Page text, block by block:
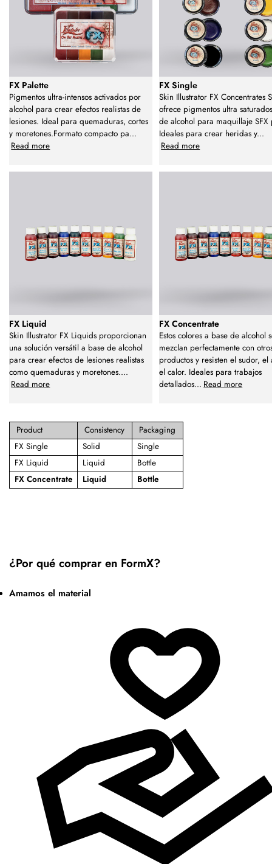
FX Palette
Pigmentos ultra-intensos activados por
alcohol para crear efectos realistas de
lesiones. Ideal para quemaduras, cortes
y moretones.Formato compacto pa...
Read more
FX Single
Skin Illustrator FX Concentrates
ofrece pigmentos ultra
de alcohol para maquillaje SFX
Ideales para crear heridas y...
Read more
FX Liquid
Skin Illustrator FX Liquids proporcionan
una solución versátil a base de alcohol
para crear efectos de lesiones realistas
como quemaduras y moretones....
Read more
FX Concentrate
Estos colores a base de alcohol
mezclan perfectamente con
productos y resisten el sudor, el
el calor. Ideales para trabajos
detallados... Read more
Product Consistency
Packaging
FX Single
Solid
Single
FX Liquid
Liquid
Bottle
FX Concentrate
Liquid Bottle
¿Por qué comprar en FormX?
Amamos el material